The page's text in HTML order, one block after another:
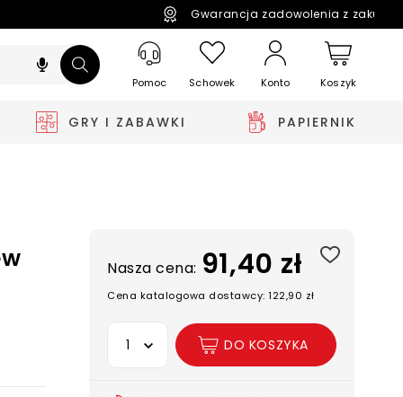
Gwarancja zadowolenia z
Pomoc Schowek Konto Koszyk
GRY I ZABAWKI PAPIERNIK
Nasza cena: 91,40 zł
Cena katalogowa dostawcy: 122,90 zł
Wybierz opcję
DO KOSZYKA